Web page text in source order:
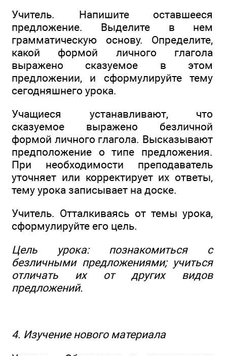
Учитель. Напишите оставшееся
предложение. Выделите в нем
грамматическую основу. Определите,
какой формой личного глагола
выражено сказуемое в этом
предложении, и сформулируйте тему
сегодняшнего урока.
Учащиеся устанавливают, что
сказуемое выражено безличной
формой личного глагола. Высказывают
предположение о типе предложения.
При необходимости преподаватель
уточняет или корректирует их ответы,
тему урока записывает на доске.
Учитель. Отталкиваясь от темы урока,
сформулируйте его цель.
Цель урока: познакомиться с
безличными предложениями; учиться
отличать их от других видов
предложений.
4. Изучение нового материала